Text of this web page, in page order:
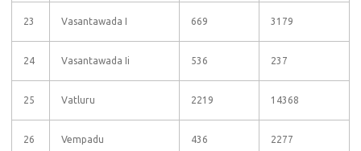
23 Vasantawada I 669 3179
24 Vasantawada Ii 536 237
25 Vatluru 2219 14368
26 Vempadu 436 2277